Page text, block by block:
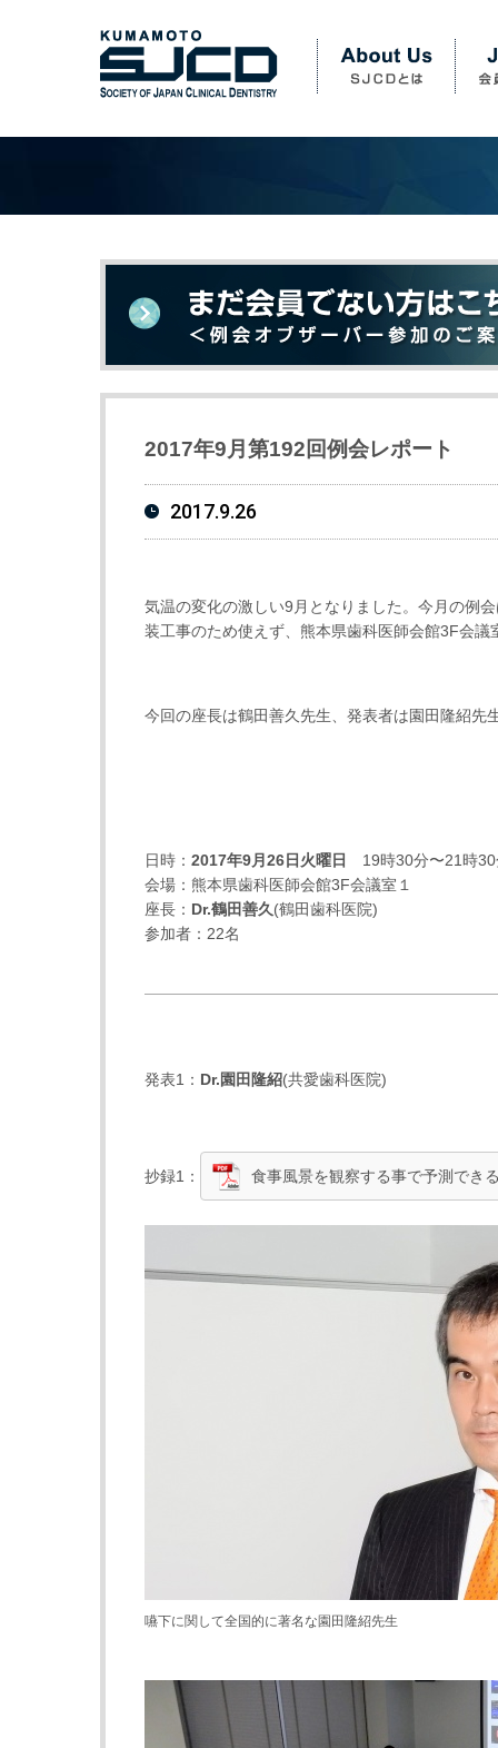
2017年9月第192回例会レポート
2017.9.26
気温の変化の激しい9月となりました。今月の例
装工事のため使えず、熊本県歯科医師会館3F会
今回の座長は鶴田善久先生、発表者は園田隆紹先
日時： 2017年9月26日火曜日
19時30分〜21時30
会場：熊本県歯科医師会館3F会議室１
座長： Dr.鶴田善久(鶴田歯科医院)
参加者：22名
発表1： Dr.園田隆紹(共愛歯科医院)
抄録1： 食事風景を観察する事で予測でき
嚥下に関して全国的に著名な園田隆紹先生